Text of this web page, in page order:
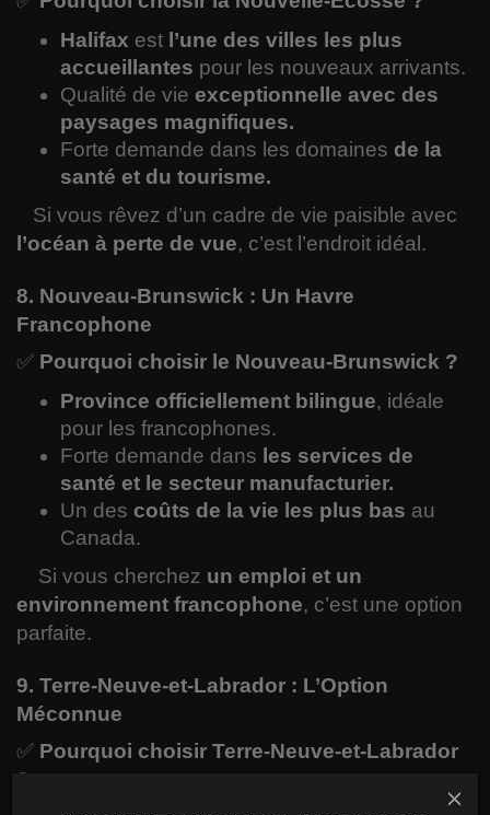
Halifax est l’une des villes les plus
accueillantes pour les nouveaux arrivants.
Qualité de vie exceptionnelle avec des
paysages magnifiques.
Forte demande dans les domaines de la
santé et du tourisme.
Si vous rêvez d’un cadre de vie paisible avec
l’océan à perte de vue, c’est l’endroit idéal.
8. Nouveau-Brunswick : Un Havre
Francophone
✅ Pourquoi choisir le Nouveau-Brunswick ?
Province officiellement bilingue, idéale
pour les francophones.
Forte demande dans les services de
santé et le secteur manufacturier.
Un des coûts de la vie les plus bas au
Canada.
Si vous cherchez un emploi et un
environnement francophone, c’est une option
parfaite.
9. Terre-Neuve-et-Labrador : L’Option
Méconnue
✅ Pourquoi choisir Terre-Neuve-et-Labrador
?